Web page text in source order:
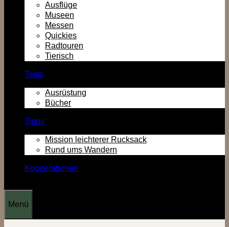
Ausflüge
Museen
Messen
Quickies
Radtouren
Tierisch
Tests
Ausrüstung
Bücher
Tipps
Mission leichterer Rucksack
Rund ums Wandern
Kooperationen
Menü